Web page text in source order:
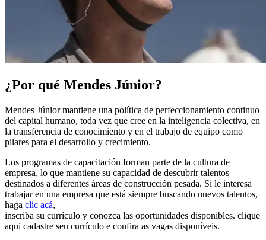
¿Por qué Mendes Júnior?
Mendes Júnior mantiene una política de perfeccionamiento continuo
del capital humano, toda vez que cree en la inteligencia colectiva, en
la transferencia de conocimiento y en el trabajo de equipo como
pilares para el desarrollo y crecimiento.
Los programas de capacitación forman parte de la cultura de
empresa, lo que mantiene su capacidad de descubrir talentos
destinados a diferentes áreas de construcción pesada. Si le interesa
trabajar en una empresa que está siempre buscando nuevos talentos,
haga clic acá,
inscriba su currículo y conozca las oportunidades disponibles. clique
aqui cadastre seu currículo e confira as vagas disponíveis.